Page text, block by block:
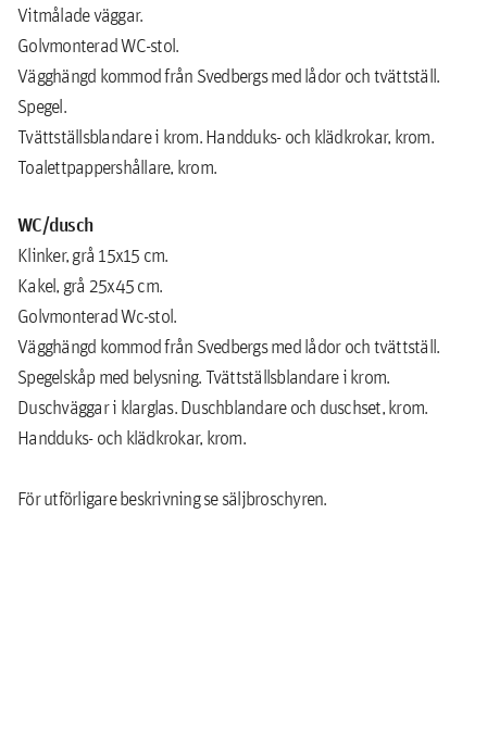
Vitmålade väggar.
Golvmonterad WC-stol.
Vägghängd kommod från Svedbergs med lådor och tvättställ.
Spegel.
Tvättställsblandare i krom. Handduks- och klädkrokar, krom.
Toalettpappershållare, krom.
WC/dusch
Klinker, grå 15x15 cm.
Kakel, grå 25x45 cm.
Golvmonterad Wc-stol.
Vägghängd kommod från Svedbergs med lådor och tvättställ.
Spegelskåp med belysning. Tvättställsblandare i krom.
Duschväggar i klarglas. Duschblandare och duschset, krom.
Handduks- och klädkrokar, krom.
För utförligare beskrivning se säljbroschyren.